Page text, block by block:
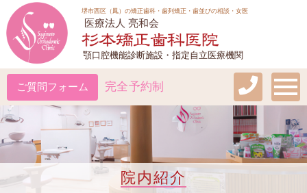
堺市西区（鳳）の矯正歯科・歯列矯正・歯並びの相談・女医
医療法人 亮和会
顎口腔機能診断施設・指定自立医療機関
完全予約制
院内紹介